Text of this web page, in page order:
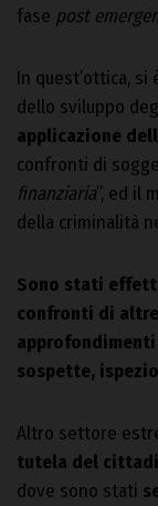
fase post
In quest’ottica,
dello sviluppo
applicazione
confronti di
finanziaria”, ed il
della criminalità
Sono stati
confronti di
sospette,
Altro settore
tutela del
dove sono stati